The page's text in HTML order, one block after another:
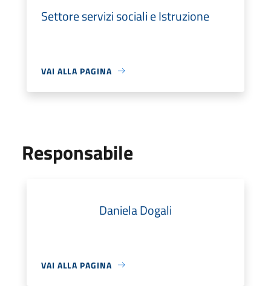
Settore servizi sociali e Istruzione
VAI ALLA PAGINA
Responsabile
Daniela Dogali
VAI ALLA PAGINA